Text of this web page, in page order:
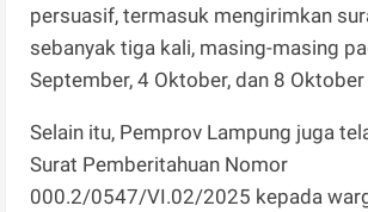
persuasif, termasuk mengirimkan
sebanyak tiga kali, masing-masing
September, 4 Oktober, dan 8
Selain itu, Pemprov Lampung juga
Surat Pemberitahuan Nomor
000.2/0547/VI.02/2025 kepada